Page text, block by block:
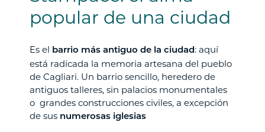
popular de una ciudad
Es el barrio más antiguo de la ciudad: aquí
está radicada la memoria artesana del pueblo
de Cagliari. Un barrio sencillo, heredero de
antiguos talleres, sin palacios monumentales
o grandes construcciones civiles, a excepción
de sus numerosas iglesias